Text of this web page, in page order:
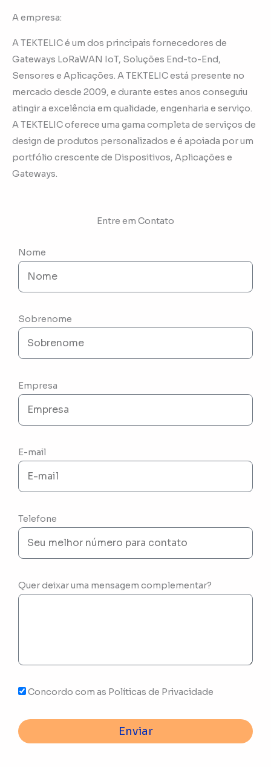
A empresa:
A TEKTELIC é um dos principais fornecedores de
Gateways LoRaWAN IoT, Soluções End-to-End,
Sensores e Aplicações. A TEKTELIC está presente no
mercado desde 2009, e durante estes anos conseguiu
atingir a excelência em qualidade, engenharia e serviço.
A TEKTELIC oferece uma gama completa de serviços de
design de produtos personalizados e é apoiada por um
portfólio crescente de Dispositivos, Aplicações e
Gateways.
Entre em Contato
Nome
Sobrenome
Empresa
E-mail
Telefone
Quer deixar uma mensagem complementar?
Concordo com as Políticas de Privacidade
Enviar